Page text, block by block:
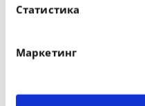
Статистика
Маркетинг